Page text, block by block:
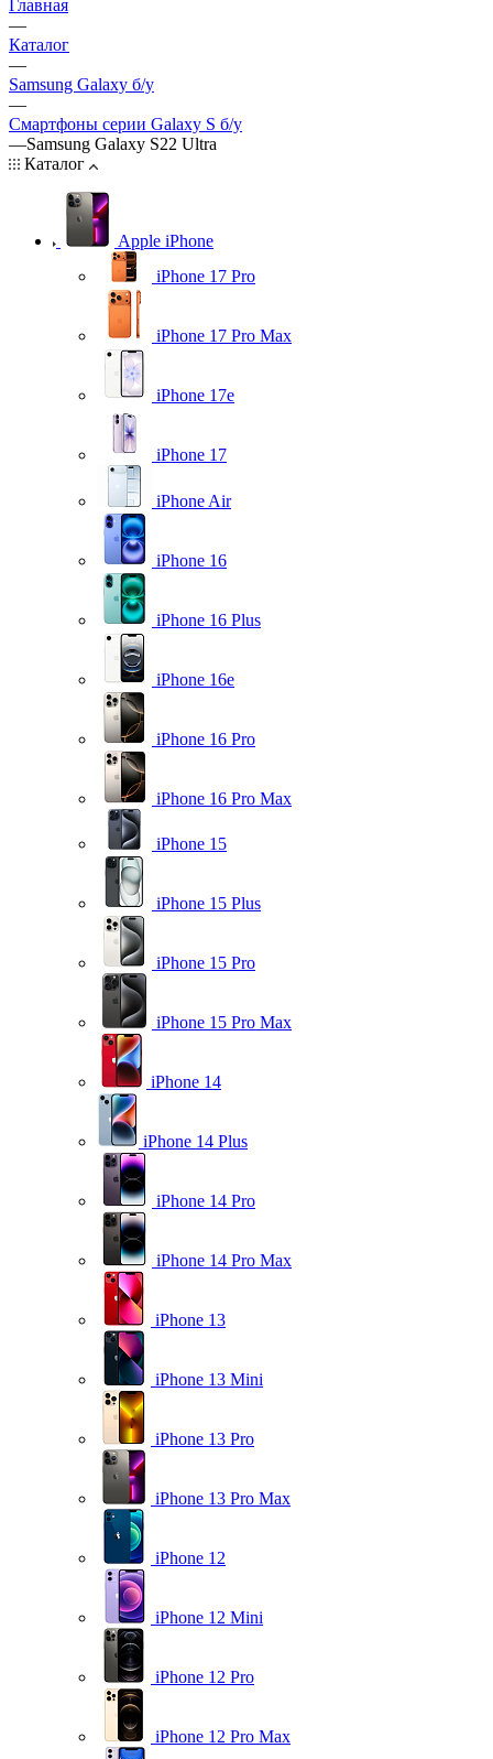
Главная
—
Каталог
—
Samsung Galaxy б/у
—
Смартфоны серии Galaxy S б/у
—Samsung Galaxy S22 Ultra
Каталог
Apple iPhone
iPhone 17 Pro
iPhone 17 Pro Max
iPhone 17e
iPhone 17
iPhone Air
iPhone 16
iPhone 16 Plus
iPhone 16e
iPhone 16 Pro
iPhone 16 Pro Max
iPhone 15
iPhone 15 Plus
iPhone 15 Pro
iPhone 15 Pro Max
iPhone 14
iPhone 14 Plus
iPhone 14 Pro
iPhone 14 Pro Max
iPhone 13
iPhone 13 Mini
iPhone 13 Pro
iPhone 13 Pro Max
iPhone 12
iPhone 12 Mini
iPhone 12 Pro
iPhone 12 Pro Max